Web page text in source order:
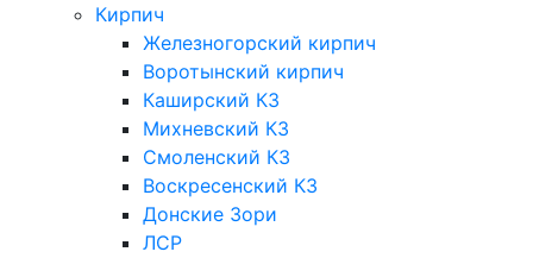
Кирпич
Железногорский кирпич
Воротынский кирпич
Каширский КЗ
Михневский КЗ
Смоленский КЗ
Воскресенский КЗ
Донские Зори
ЛСР